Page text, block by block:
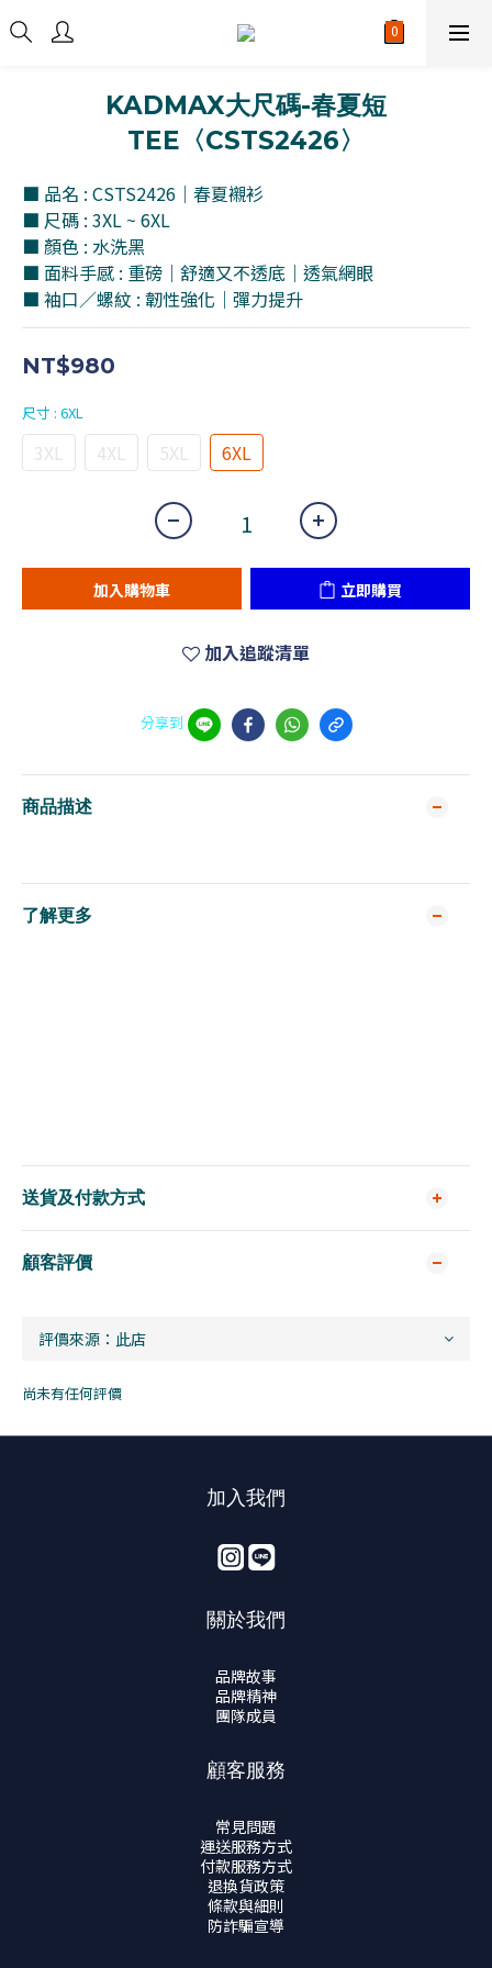
KADMAX大尺碼-春夏短
TEE〈CSTS2426〉
■ 品名 : CSTS2426｜春夏襯衫
■ 尺碼 : 3XL ~ 6XL
■ 顏色 : 水洗黑
■ 面料手感 : 重磅｜舒適又不透底｜透氣網眼
■ 袖口／螺紋 : 韌性強化｜彈力提升
NT$980
尺寸 : 6XL
3XL 4XL 5XL 6XL
加入購物車 立即購買
加入追蹤清單
分享到
商品描述
了解更多
送貨及付款方式
顧客評價
尚未有任何評價
加入我們
關於我們
品牌故事
品牌精神
團隊成員
顧客服務
常見問題
運送服務方式
付款服務方式
退換貨政策
條款與細則
防詐騙宣導